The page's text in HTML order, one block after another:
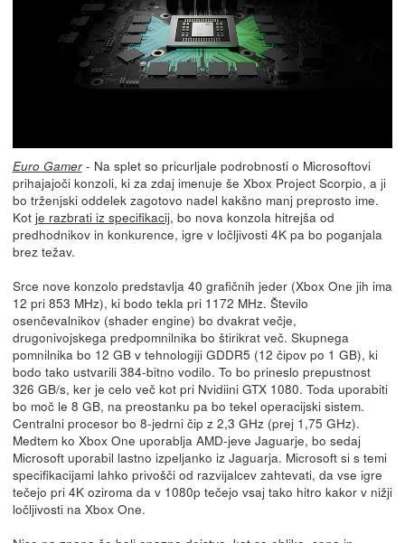
Euro Gamer- Na splet so pricurljale podrobnosti o Microsoftovi
prihajajoči konzoli, ki za zdaj imenuje še Xbox Project Scorpio, a ji
bo trženjski oddelek zagotovo nadel kakšno manj preprosto ime.
Kot je razbrati iz specifikacij, bo nova konzola hitrejša od
predhodnikov in konkurence, igre v ločljivosti 4K pa bo poganjala
brez težav.
Srce nove konzolo predstavlja 40 grafičnih jeder (Xbox One jih ima
12 pri 853 MHz), ki bodo tekla pri 1172 MHz. Število
osenčevalnikov (shader engine) bo dvakrat večje,
drugonivojskega predpomnilnika bo štirikrat več. Skupnega
pomnilnika bo 12 GB v tehnologiji GDDR5 (12 čipov po 1 GB), ki
bodo tako ustvarili 384-bitno vodilo. To bo prineslo prepustnost
326 GB/s, ker je celo več kot pri Nvidiini GTX 1080. Toda uporabiti
bo moč le 8 GB, na preostanku pa bo tekel operacijski sistem.
Centralni procesor bo 8-jedrni čip z 2,3 GHz (prej 1,75 GHz).
Medtem ko Xbox One uporablja AMD-jeve Jaguarje, bo sedaj
Microsoft uporabil lastno izpeljanko iz Jaguarja. Microsoft si s temi
specifikacijami lahko privošči od razvijalcev zahtevati, da vse igre
tečejo pri 4K oziroma da v 1080p tečejo vsaj tako hitro kakor v nižji
ločljivosti na Xbox One.